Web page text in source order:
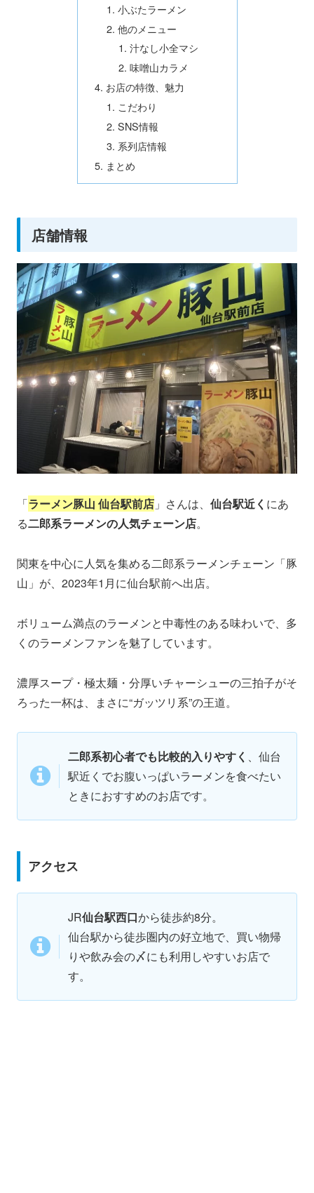
小ぶたラーメン
他のメニュー
汁なし小全マシ
味噌山カラメ
お店の特徴、魅力
こだわり
SNS情報
系列店情報
まとめ
店舗情報
「ラーメン豚山 仙台駅前店 」さんは、 仙台駅近く にあ
る二郎系ラーメンの人気チェーン店。
関東を中心に人気を集める二郎系ラーメンチェーン「豚
山」が、2023年1月に仙台駅前へ出店。
ボリューム満点のラーメンと中毒性のある味わいで、多
くのラーメンファンを魅了しています。
濃厚スープ・極太麺・分厚いチャーシューの三拍子がそ
ろった一杯は、まさに“ガッツリ系”の王道。
二郎系初心者でも比較的入りやすく 、仙台
駅近くでお腹いっぱいラーメンを食べたい
ときにおすすめのお店です。
アクセス
JR仙台駅西口から徒歩約8分。
仙台駅から徒歩圏内の好立地で、買い物帰
りや飲み会の〆にも利用しやすいお店で
す。